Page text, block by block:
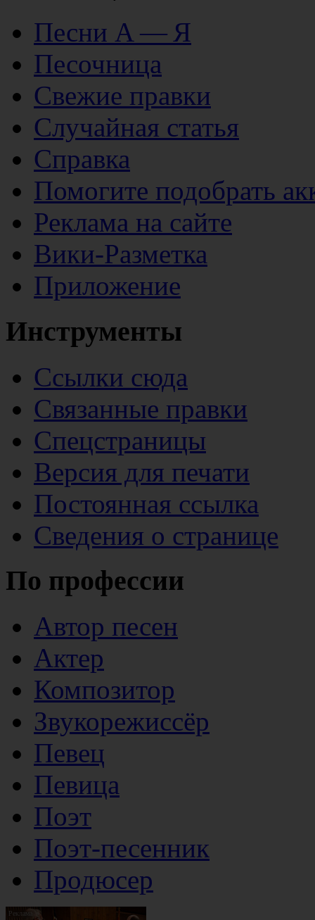
Песни А — Я
Песочница
Свежие правки
Случайная статья
Справка
Помогите подобрать
Реклама на сайте
Вики-Разметка
Приложение
Инструменты
Ссылки сюда
Связанные правки
Спецстраницы
Версия для печати
Постоянная ссылка
Сведения о странице
По профессии
Автор песен
Актер
Композитор
Звукорежиссёр
Певец
Певица
Поэт
Поэт-песенник
Продюсер